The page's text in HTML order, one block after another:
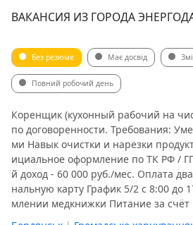
ВАКАНСИЯ ИЗ ГОРОДА
Без резюме Має досвід
Повний робочий день
Коренщик (кухонный рабочий на
по договоренности. Требования:
ми Навык очистки и нарезки
ициальное оформление по ТК РФ /
й доход - 60 000 руб./мес. Оплата
нальную карту График 5/2 с 8:00
млении медкнижки Питание за счёт